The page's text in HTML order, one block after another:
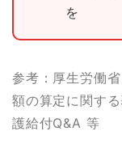
を
参考：厚生労働
額の算定に関す
護給付Q&A 等